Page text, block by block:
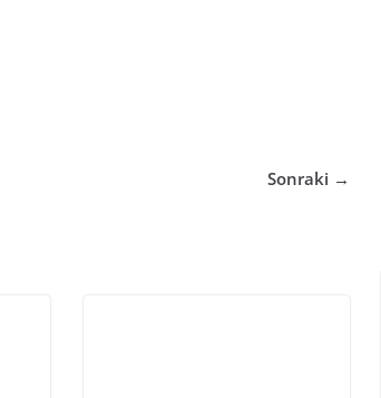
Sonraki →